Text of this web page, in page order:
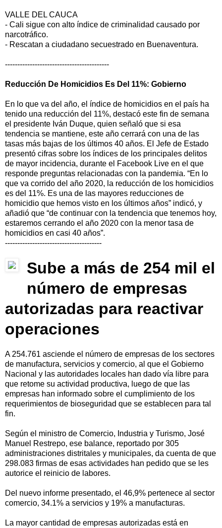
VALLE DEL CAUCA
- Cali sigue con alto índice de criminalidad causado por
narcotráfico.
- Rescatan a ciudadano secuestrado en Buenaventura.
------------------------------------------
Reducción De Homicidios Es Del 11%: Gobierno
En lo que va del año, el índice de homicidios en el país ha
tenido una reducción del 11%, destacó este fin de semana
el presidente Iván Duque, quien señaló que si esa
tendencia se mantiene, este año cerrará con una de las
tasas más bajas de los últimos 40 años. El Jefe de Estado
presentó cifras sobre los índices de los principales delitos
de mayor incidencia, durante el Facebook Live en el que
responde preguntas relacionadas con la pandemia. “En lo
que va corrido del año 2020, la reducción de los homicidios
es del 11%. Es una de las mayores reducciones de
homicidio que hemos visto en los últimos años” indicó, y
añadió que “de continuar con la tendencia que tenemos hoy,
estaremos cerrando el año 2020 con la menor tasa de
homicidios en casi 40 años”.
---------------------------------------
Sube a más de 254 mil el
número de empresas
autorizadas para reactivar
operaciones
A 254.761 asciende el número de empresas de los sectores
de manufactura, servicios y comercio, al que el Gobierno
Nacional y las autoridades locales han dado vía libre para
que retome su actividad productiva, luego de que las
empresas han informado sobre el cumplimiento de los
requerimientos de bioseguridad que se establecen para tal
fin.
Según el ministro de Comercio, Industria y Turismo, José
Manuel Restrepo, ese balance, reportado por 305
administraciones distritales y municipales, da cuenta de que
298.083 firmas de esas actividades han pedido que se les
autorice el reinicio de labores.
Del nuevo informe presentado, el 46,9% pertenece al sector
comercio, 34.1% a servicios y 19% a manufacturas.
La mayor cantidad de empresas autorizadas está en